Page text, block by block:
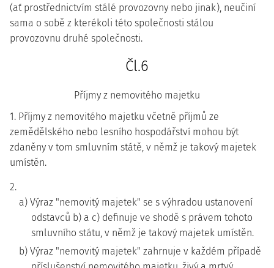
(ať prostřednictvím stálé provozovny nebo jinak), neučiní
sama o sobě z kterékoli této společnosti stálou
provozovnu druhé společnosti.
Čl.6
Příjmy z nemovitého majetku
1. Příjmy z nemovitého majetku včetně příjmů ze
zemědělského nebo lesního hospodářství mohou být
zdaněny v tom smluvním státě, v němž je takový majetek
umístěn.
2.
a) Výraz "nemovitý majetek" se s výhradou ustanovení
odstavců b) a c) definuje ve shodě s právem tohoto
smluvního státu, v němž je takový majetek umístěn.
b) Výraz "nemovitý majetek" zahrnuje v každém případě